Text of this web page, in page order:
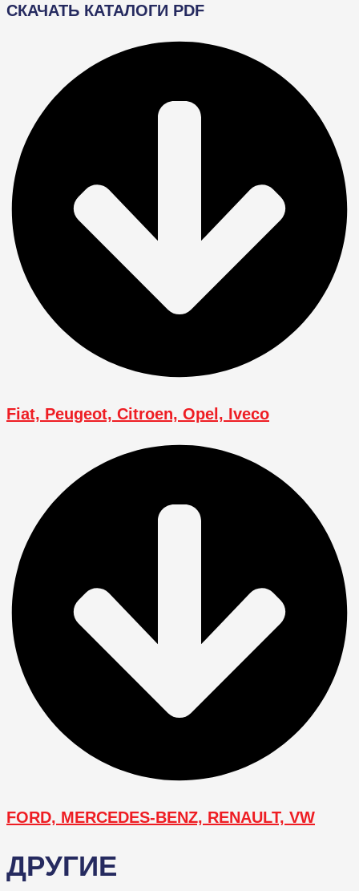
СКАЧАТЬ КАТАЛОГИ PDF
Fiat, Peugeot, Citroen, Opel, Iveco
FORD, MERCEDES-BENZ, RENAULT, VW
ДРУГИЕ